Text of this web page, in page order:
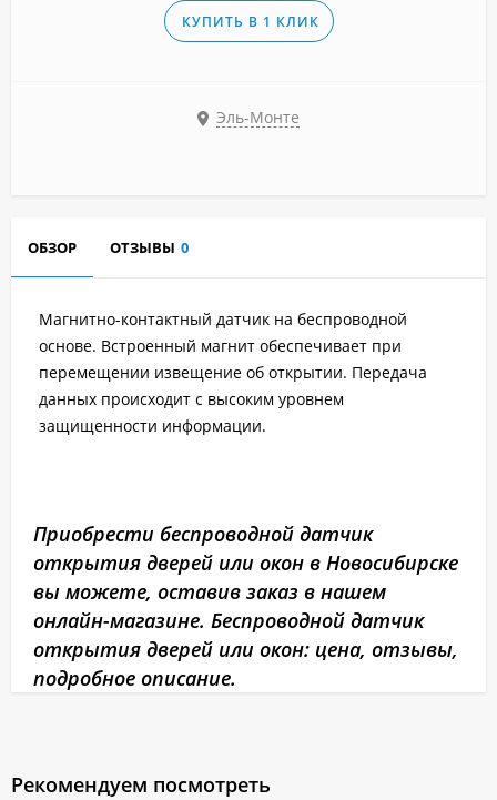
КУПИТЬ В 1 КЛИК
Эль-Монте
ОБЗОР ОТЗЫВЫ 0
Магнитно-контактный датчик на беспроводной
основе. Встроенный магнит обеспечивает при
перемещении извещение об открытии. Передача
данных происходит с высоким уровнем
защищенности информации.
Приобрести беспроводной датчик
открытия дверей или окон в Новосибирске
вы можете, оставив заказ в нашем
онлайн-магазине. Беспроводной датчик
открытия дверей или окон: цена, отзывы,
подробное описание.
Рекомендуем посмотреть